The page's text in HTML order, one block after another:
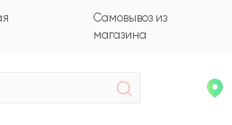
Самовывоз из
магазина